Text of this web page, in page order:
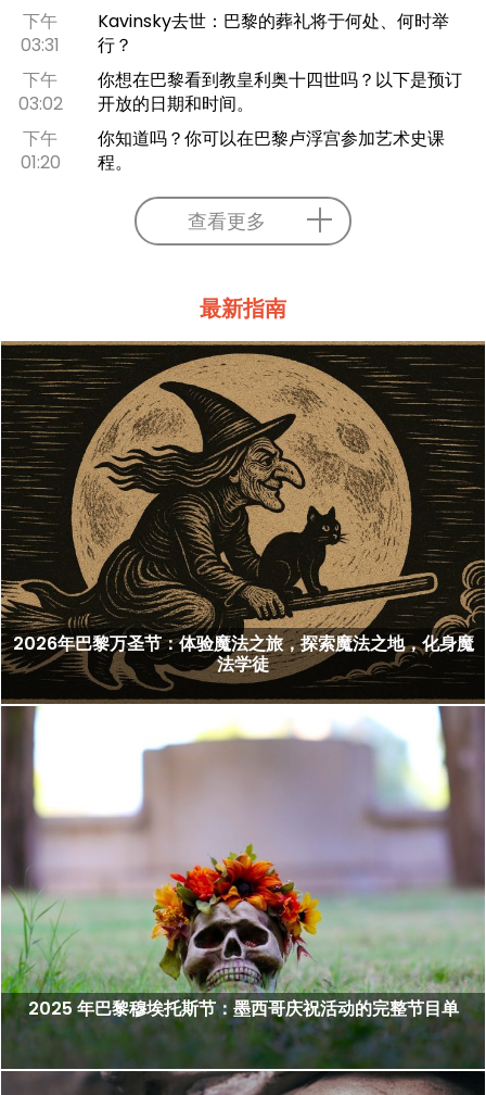
下午
03:31
Kavinsky去世：巴黎的葬礼将于何处、何时举
行？
下午
03:02
你想在巴黎看到教皇利奥十四世吗？以下是预订
开放的日期和时间。
下午
01:20
你知道吗？你可以在巴黎卢浮宫参加艺术史课
程。
查看更多
最新指南
2026年巴黎万圣节：体验魔法之旅，探索魔法之地，化身魔
法学徒
2025 年巴黎穆埃托斯节：墨西哥庆祝活动的完整节目单